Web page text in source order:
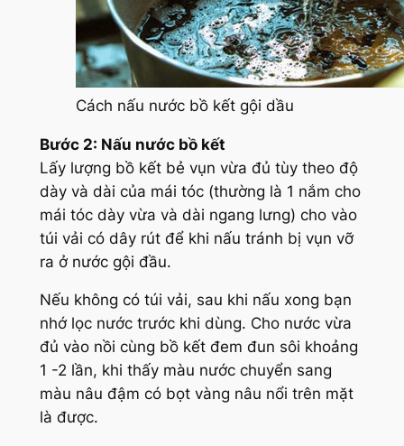
Cách nấu nước bồ kết gội dầu
Bước 2: Nấu nước bồ kết
Lấy lượng bồ kết bẻ vụn vừa đủ tùy theo độ
dày và dài của mái tóc (thường là 1 nắm cho
mái tóc dày vừa và dài ngang lưng) cho vào
túi vải có dây rút để khi nấu tránh bị vụn vỡ
ra ở nước gội đầu.
Nếu không có túi vải, sau khi nấu xong bạn
nhớ lọc nước trước khi dùng. Cho nước vừa
đủ vào nồi cùng bồ kết đem đun sôi khoảng
1 -2 lần, khi thấy màu nước chuyển sang
màu nâu đậm có bọt vàng nâu nổi trên mặt
là được.